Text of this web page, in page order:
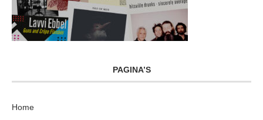
PAGINA’S
Home